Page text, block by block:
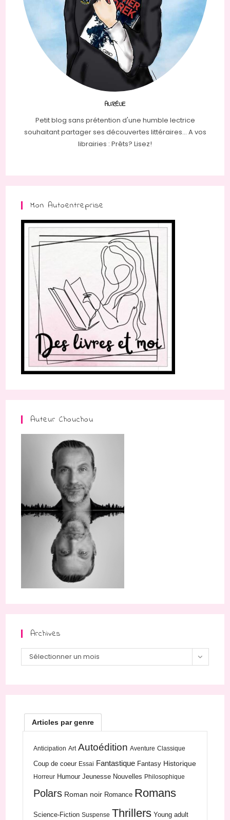
AURÉLIE
Petit blog sans prétention d'une humble lectrice
souhaitant partager ses découvertes littéraires... A vos
librairies : Prêts? Lisez!
Mon Autoentreprise
Auteur Chouchou
Archives
Archives
Sélectionner un mois
Articles par genre
Anticipation Art Autoédition Aventure Classique
Coup de coeur Essai Fantastique Fantasy Historique
Horreur Humour Jeunesse Nouvelles Philosophique
Polars Roman noir Romance Romans
Science-Fiction Suspense Thrillers Young adult